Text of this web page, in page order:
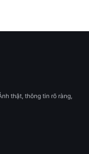
thật, thông tin rõ ràng,